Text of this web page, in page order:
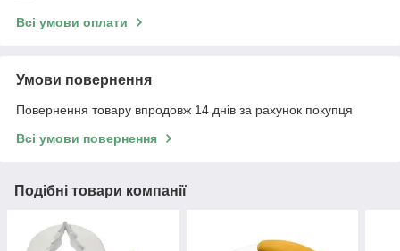
Всі умови оплати
Умови повернення
Повернення товару впродовж 14 днів за рахунок покупця
Всі умови повернення
Подібні товари компанії